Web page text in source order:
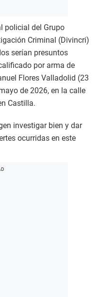
policial del Grupo
Criminal (Divincri)
serían presuntos
por arma de
Flores Valladolid (23
de 2026, en la calle
Castilla.
investigar bien y dar
ocurridas en este